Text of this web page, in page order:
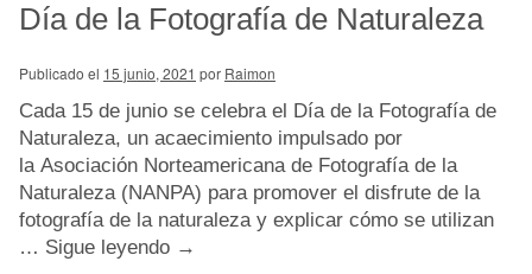
Día de la Fotografía de Naturaleza
Publicado el 15 junio, 2021 por Raimon
Cada 15 de junio se celebra el Día de la Fotografía de
Naturaleza, un acaecimiento impulsado por
la Asociación Norteamericana de Fotografía de la
Naturaleza (NANPA) para promover el disfrute de la
fotografía de la naturaleza y explicar cómo se utilizan
… Sigue leyendo →